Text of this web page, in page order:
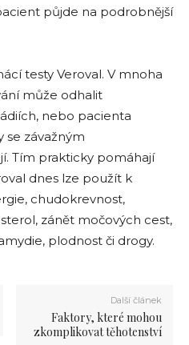
půjde na podrobnější
testy Veroval. V mnoha
může odhalit
nebo pacienta
se závažným
Tím prakticky pomáhají
dnes lze použít k
chudokrevnost,
zánět močových cest,
plodnost či drogy.
Další článek
Faktory, které mohou
zkomplikovat těhotenství